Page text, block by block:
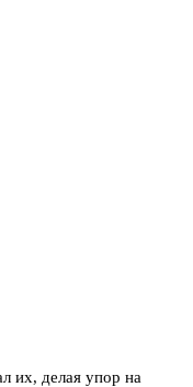
их, делая упор на